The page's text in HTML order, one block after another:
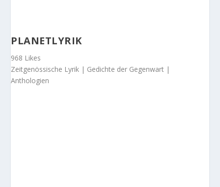
PLANETLYRIK
968 Likes
Zeitgenössische Lyrik | Gedichte der Gegenwart |
Anthologien